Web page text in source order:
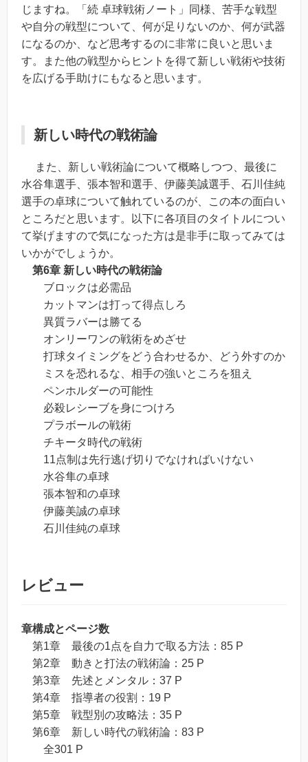
じますね。「続 卓球戦術ノート」同様、苦手な戦型
や自分の戦型について、何が足りないのか、何が武器
になるのか、など思考するのに非常に良いと思いま
す。また他の戦型からヒントを得て新しい戦術や技術
を広げる手助けにもなると思います。
新しい時代の戦術論
また、新しい戦術論について概略しつつ、最後に
水谷隼選手、張本智和選手、伊藤美誠選手、石川佳純
選手の卓球について触れているのが、この本の面白い
ところだと思います。以下に各項目のタイトルについ
て挙げますので気になった方は是非手に取ってみては
いかがでしょうか。
第6章 新しい時代の戦術論
ブロックは必需品
カットマンは打って得点しろ
異質ラバーは勝てる
オンリーワンの戦術をめざせ
打球タイミングをどう合わせるか、どう外すのか
ミスを恐れるな、相手の強いところを狙え
ペンホルダーの可能性
必殺レシーブを身につけろ
プラボールの戦術
チキータ時代の戦術
11点制は先行逃げ切りでなければいけない
水谷隼の卓球
張本智和の卓球
伊藤美誠の卓球
石川佳純の卓球
レビュー
章構成とページ数
第1章 最後の1点を自力で取る方法：85 P
第2章 動きと打法の戦術論：25 P
第3章 先述とメンタル：37 P
第4章 指導者の役割：19 P
第5章 戦型別の攻略法：35 P
第6章 新しい時代の戦術論：83 P
全301 P